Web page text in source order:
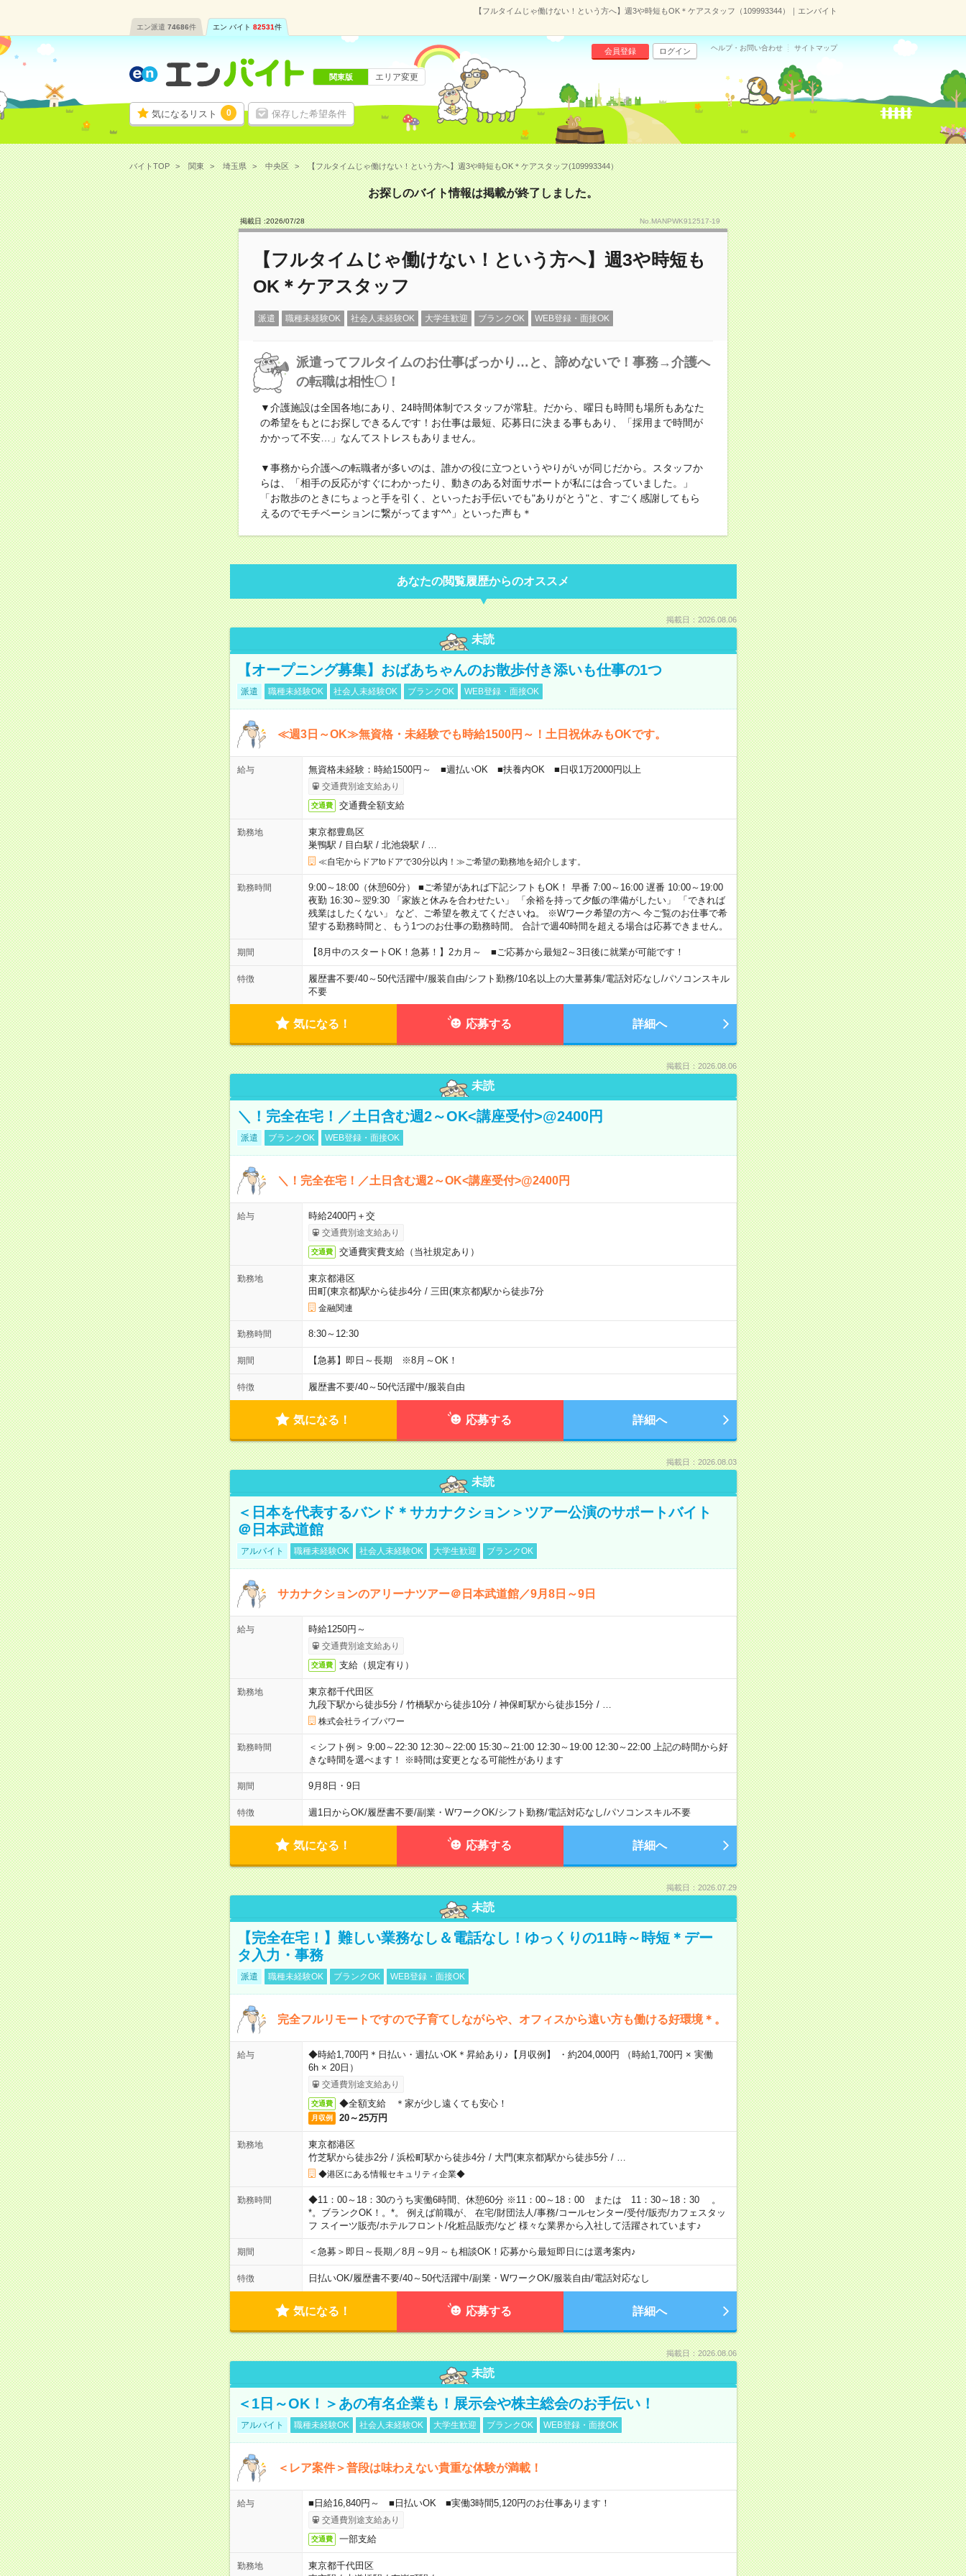
【フルタイムじゃ働けない！という方へ】週3や時短もOK＊ケアスタッフ（109993344）｜エンバイト
エン派遣 74686件 エン バイト 82531件
気になるリスト 0 保存した希望条件
会員登録 ログイン ヘルプ・お問い合わせ サイトマップ
関東版 エリア変更
バイトTOP 関東 埼玉県 中央区 【フルタイムじゃ働けない！という方へ】週3や時短もOK＊ケアスタッフ(109993344）
お探しのバイト情報は掲載が終了しました。
掲載日 :2026/07/28 No.MANPWK912517-19
【フルタイムじゃ働けない！という方へ】週3や時短も
OK＊ケアスタッフ
派遣 職種未経験OK 社会人未経験OK 大学生歓迎 ブランクOK WEB登録・面接OK
派遣ってフルタイムのお仕事ばっかり…と、諦めないで！事務→介護へ
の転職は相性〇！
▼介護施設は全国各地にあり、24時間体制でスタッフが常駐。だから、曜日も時間も場所もあなた
の希望をもとにお探しできるんです！お仕事は最短、応募日に決まる事もあり、「採用まで時間が
かかって不安…」なんてストレスもありません。
▼事務から介護への転職者が多いのは、誰かの役に立つというやりがいが同じだから。スタッフか
らは、「相手の反応がすぐにわかったり、動きのある対面サポートが私には合っていました。」
「お散歩のときにちょっと手を引く、といったお手伝いでも"ありがとう"と、すごく感謝してもら
えるのでモチベーションに繋がってます^^」といった声も＊
あなたの閲覧履歴からのオススメ
掲載日：2026.08.06
未読
【オープニング募集】おばあちゃんのお散歩付き添いも仕事の1つ
派遣 職種未経験OK 社会人未経験OK ブランクOK WEB登録・面接OK
≪週3日～OK≫無資格・未経験でも時給1500円～！土日祝休みもOKです。
給与 無資格未経験：時給1500円～ ■週払いOK ■扶養内OK ■日収1万2000円以上
交通費別途支給あり
交通費 交通費全額支給
勤務地
東京都豊島区
巣鴨駅 / 目白駅 / 北池袋駅 /
≪自宅からドアtoドアで30分以内！≫ご希望の勤務地を紹介します。
勤務時間
9:00～18:00（休憩60分） ■ご希望があれば下記シフトもOK！ 早番 7:00～16:00 遅番 10:00～19:00
夜勤 16:30～翌9:30 「家族と休みを合わせたい」 「余裕を持って夕飯の準備がしたい」 「できれば
残業はしたくない」 など、ご希望を教えてくださいね。 ※Wワーク希望の方へ 今ご覧のお仕事で希
望する勤務時間と、もう1つのお仕事の勤務時間。 合計で週40時間を超える場合は応募できません。
期間 【8月中のスタートOK！急募！】2カ月～ ■ご応募から最短2～3日後に就業が可能です！
特徴 履歴書不要/40～50代活躍中/服装自由/シフト勤務/10名以上の大量募集/電話対応なし/パソコンスキル
不要
気になる！ 応募する 詳細へ
掲載日：2026.08.06
未読
＼！完全在宅！／土日含む週2～OK<講座受付>@2400円
派遣 ブランクOK WEB登録・面接OK
＼！完全在宅！／土日含む週2～OK<講座受付>@2400円
給与 時給2400円＋交
交通費別途支給あり
交通費 交通費実費支給（当社規定あり）
勤務地
東京都港区
田町(東京都)駅から徒歩4分/ 三田(東京都)駅から徒歩7分
金融関連
勤務時間 8:30～12:30
期間 【急募】即日～長期 ※8月～OK！
特徴 履歴書不要/40～50代活躍中/服装自由
気になる！ 応募する 詳細へ
掲載日：2026.08.03
未読
＜日本を代表するバンド＊サカナクション＞ツアー公演のサポートバイト
＠日本武道館
アルバイト 職種未経験OK 社会人未経験OK 大学生歓迎 ブランクOK
サカナクションのアリーナツアー＠日本武道館／9月8日～9日
給与 時給1250円～
交通費別途支給あり
交通費 支給（規定有り）
勤務地
東京都千代田区
九段下駅から徒歩5分/ 竹橋駅から徒歩10分/ 神保町駅から徒歩15分/
株式会社ライブパワー
勤務時間
＜シフト例＞ 9:00～22:30 12:30～22:00 15:30～21:00 12:30～19:00 12:30～22:00 上記の時間から好
きな時間を選べます！ ※時間は変更となる可能性があります
期間 9月8日・9日
特徴 週1日からOK/履歴書不要/副業・WワークOK/シフト勤務/電話対応なし/パソコンスキル不要
気になる！ 応募する 詳細へ
掲載日：2026.07.29
未読
【完全在宅！】難しい業務なし＆電話なし！ゆっくりの11時～時短＊デー
タ入力・事務
派遣 職種未経験OK ブランクOK WEB登録・面接OK
完全フルリモートですので子育てしながらや、オフィスから遠い方も働ける好環境＊。
給与
◆時給1,700円＊日払い・週払いOK＊昇給あり♪【月収例】 ・約204,000円 （時給1,700円 × 実働
6h × 20日）
交通費別途支給あり
交通費 ◆全額支給 ＊家が少し遠くても安心！
月収例 20～25万円
勤務地
東京都港区
竹芝駅から徒歩2分/ 浜松町駅から徒歩4分/ 大門(東京都)駅から徒歩5分/
◆港区にある情報セキュリティ企業◆
勤務時間
◆11：00～18：30のうち実働6時間、休憩60分 ※11：00～18：00 または 11：30～18：30 。
*。ブランクOK！。*。 例えば前職が、 在宅/財団法人/事務/コールセンター/受付/販売/カフェスタッ
フ スイーツ販売/ホテルフロント/化粧品販売/など 様々な業界から入社して活躍されています♪
期間 ＜急募＞即日～長期／8月～9月～も相談OK！応募から最短即日には選考案内♪
特徴 日払いOK/履歴書不要/40～50代活躍中/副業・WワークOK/服装自由/電話対応なし
気になる！ 応募する 詳細へ
掲載日：2026.08.06
未読
＜1日～OK！＞あの有名企業も！展示会や株主総会のお手伝い！
アルバイト 職種未経験OK 社会人未経験OK 大学生歓迎 ブランクOK WEB登録・面接OK
＜レア案件＞普段は味わえない貴重な体験が満載！
給与 ■日給16,840円～ ■日払いOK ■実働3時間5,120円のお仕事あります！
交通費別途支給あり
交通費 一部支給
勤務地
東京都千代田区